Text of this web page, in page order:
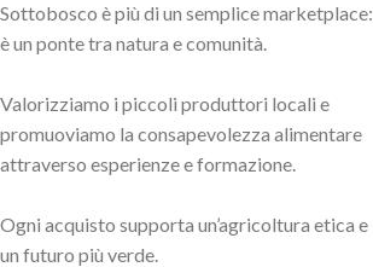
Sottobosco è più di un semplice marketplace:
è un ponte tra natura e comunità.
Valorizziamo i piccoli produttori locali e
promuoviamo la consapevolezza alimentare
attraverso esperienze e formazione.
Ogni acquisto supporta un’agricoltura etica e
un futuro più verde.